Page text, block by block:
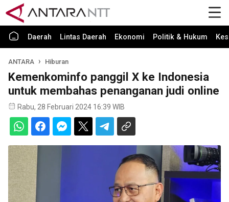
Daerah Lintas Daerah Ekonomi Politik & Hukum
ANTARA Hiburan
Kemenkominfo panggil X ke Indonesia
untuk membahas penanganan judi online
Rabu, 28 Februari 2024 16:39 WIB